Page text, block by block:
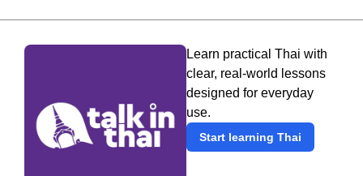
Learn practical Thai with
clear, real-world lessons
designed for everyday
use.
Start learning Thai